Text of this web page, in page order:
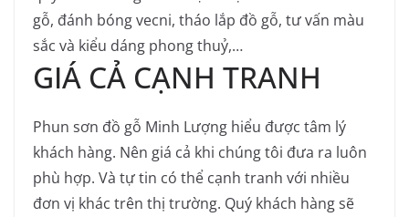
gỗ, đánh bóng vecni, tháo lắp đồ gỗ, tư vấn màu
sắc và kiểu dáng phong thuỷ,…
GIÁ CẢ CẠNH TRANH
Phun sơn đồ gỗ Minh Lượng hiểu được tâm lý
khách hàng. Nên giá cả khi chúng tôi đưa ra luôn
phù hợp. Và tự tin có thể cạnh tranh với nhiều
đơn vị khác trên thị trường. Quý khách hàng sẽ